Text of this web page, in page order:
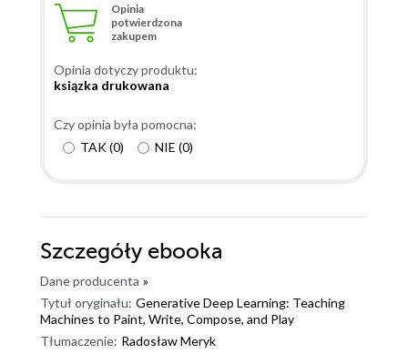
wyniosłem z niej wiele praktycznych informacji, a
także zyskałem dzięki niej kilka dodatkowych
to jest konkretna wiedza napisana przez autora który
praktyczny aktualne metody obliczeniowe przy
realizacji różnych wariantów GAN'ów. W treściwy
rozwiązania różnych problemów. Życzyłbym sobie
więcej książek napisanych w ten właśnie sposób.
Niestety muszę odjąć dwie gwiazdki za beznadziejne
wstawki kodu w książce. W tych wstawkach kodu
formatowanie jest kompletnie pomylone ( brak wcięć
Opinia
potwierdzona
zakupem
Opinia dotyczy produktu:
ksiązka drukowana
Czy opinia była pomocna:
TAK(0) NIE (0)
Szczegóły ebooka
Dane producenta »
Tytuł oryginału: Generative Deep Learning: Teaching
Machines to Paint, Write, Compose, and Play
Tłumaczenie: Radosław Meryk